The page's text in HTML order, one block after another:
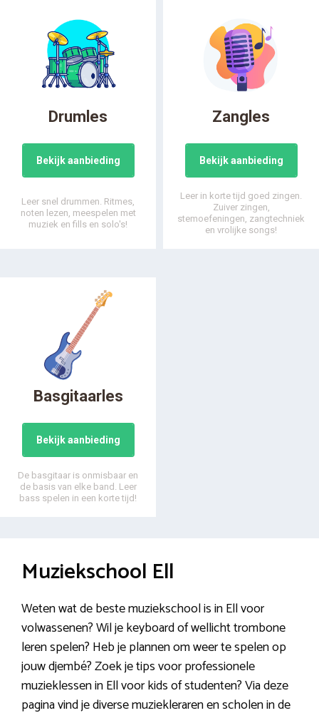
Drumles
Bekijk aanbieding
Leer snel drummen. Ritmes,
noten lezen, meespelen met
muziek en fills en solo's!
Zangles
Bekijk aanbieding
Leer in korte tijd goed zingen.
Zuiver zingen,
stemoefeningen, zangtechniek
en vrolijke songs!
Basgitaarles
Bekijk aanbieding
De basgitaar is onmisbaar en
de basis van elke band. Leer
bass spelen in een korte tijd!
Muziekschool Ell
Weten wat de beste muziekschool is in Ell voor
volwassenen? Wil je keyboard of wellicht trombone
leren spelen? Heb je plannen om weer te spelen op
jouw djembé? Zoek je tips voor professionele
muzieklessen in Ell voor kids of studenten? Via deze
pagina vind je diverse muziekleraren en scholen in de